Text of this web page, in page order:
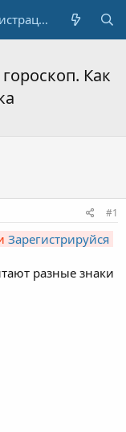
Регистрация
Как
#1
Зарегистрируйся
разные знаки